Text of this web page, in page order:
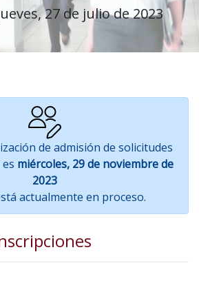
27 de julio de 2023
de admisión de solicitudes
miércoles, 29 de noviembre de
2023
actualmente en proceso.